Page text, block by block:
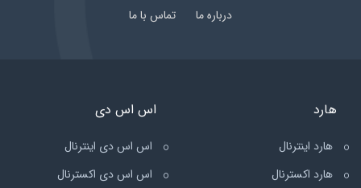
درباره ما تماس با ما
هارد
هارد اینترنال
هارد اکسترنال
اس اس دی
اس اس دی اینترنال
اس اس دی اکسترنال